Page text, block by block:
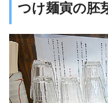
つけ麺寅の胚